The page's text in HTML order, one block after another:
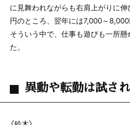
に見舞われながらも右肩上がりに
円のところ、翌年には7,000～8,000
そういう中で、仕事も遊びも一所
た。
異動や転勤は試さ